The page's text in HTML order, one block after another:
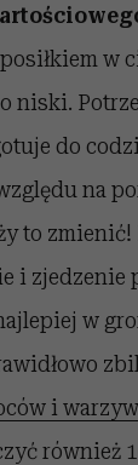
w
niski.
do
na
to
i zjedzenie
w
i warzyw
również